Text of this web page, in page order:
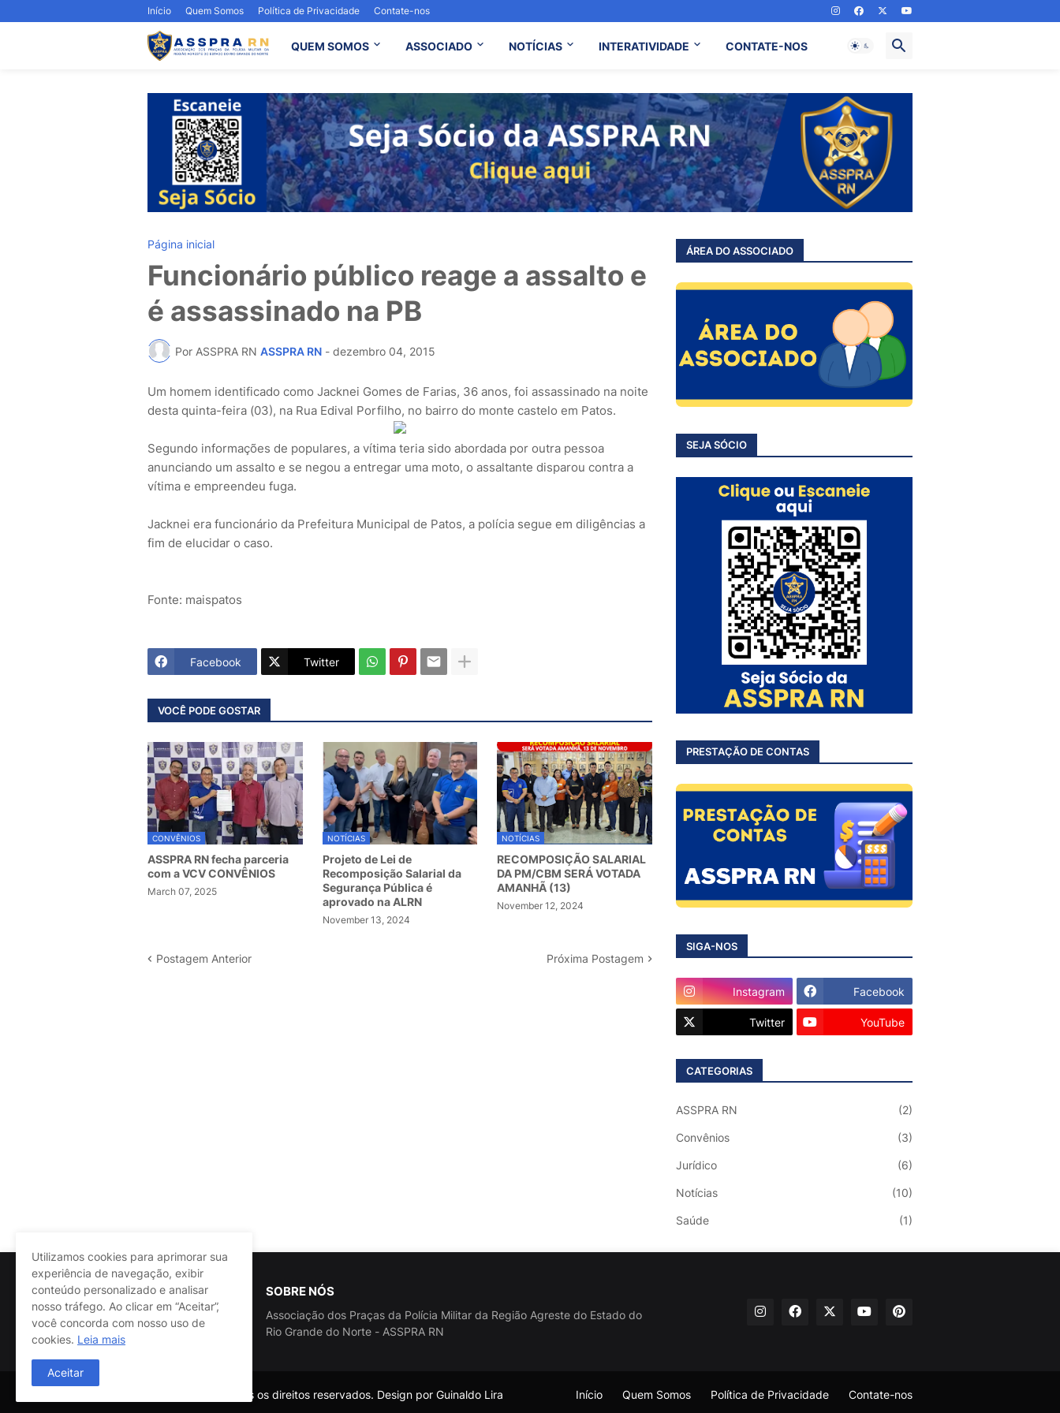
Início Quem Somos Política de Privacidade Contate-nos
QUEM SOMOS ASSOCIADO NOTÍCIAS INTERATIVIDADE CONTATE-NOS
Página inicial
Funcionário público reage a assalto e
é assassinado na PB
Por ASSPRA RN ASSPRA RN - dezembro 04, 2015
Um homem identificado como Jacknei Gomes de Farias, 36 anos, foi assassinado na noite
desta quinta-feira (03), na Rua Edival Porfilho, no bairro do monte castelo em Patos.
Segundo informações de populares, a vítima teria sido abordada por outra pessoa
anunciando um assalto e se negou a entregar uma moto, o assaltante disparou contra a
vítima e empreendeu fuga.
Jacknei era funcionário da Prefeitura Municipal de Patos, a polícia segue em diligências a
fim de elucidar o caso.
Fonte: maispatos
Facebook Twitter
VOCÊ PODE GOSTAR
CONVÊNIOS
ASSPRA RN fecha parceria
com a VCV CONVÊNIOS
March 07, 2025
NOTÍCIAS
Projeto de Lei de
Recomposição Salarial da
Segurança Pública é
aprovado na ALRN
November 13, 2024
NOTÍCIAS
RECOMPOSIÇÃO SALARIAL
DA PM/CBM SERÁ VOTADA
AMANHÃ (13)
November 12, 2024
Postagem Anterior Próxima Postagem
ÁREA DO ASSOCIADO
SEJA SÓCIO
PRESTAÇÃO DE CONTAS
SIGA-NOS
Instagram Facebook
Twitter YouTube
CATEGORIAS
ASSPRA RN (2)
Convênios (3)
Jurídico (6)
Notícias (10)
Saúde (1)
SOBRE NÓS
Associação dos Praças da Polícia Militar da Região Agreste do Estado do
Rio Grande do Norte - ASSPRA RN
@ASSPRA RN Todos os direitos reservados. Design por Guinaldo Lira Início Quem Somos Política de Privacidade Contate-nos
Utilizamos cookies para aprimorar sua
experiência de navegação, exibir
conteúdo personalizado e analisar
nosso tráfego. Ao clicar em “Aceitar”,
você concorda com nosso uso de
cookies. Leia mais
Aceitar